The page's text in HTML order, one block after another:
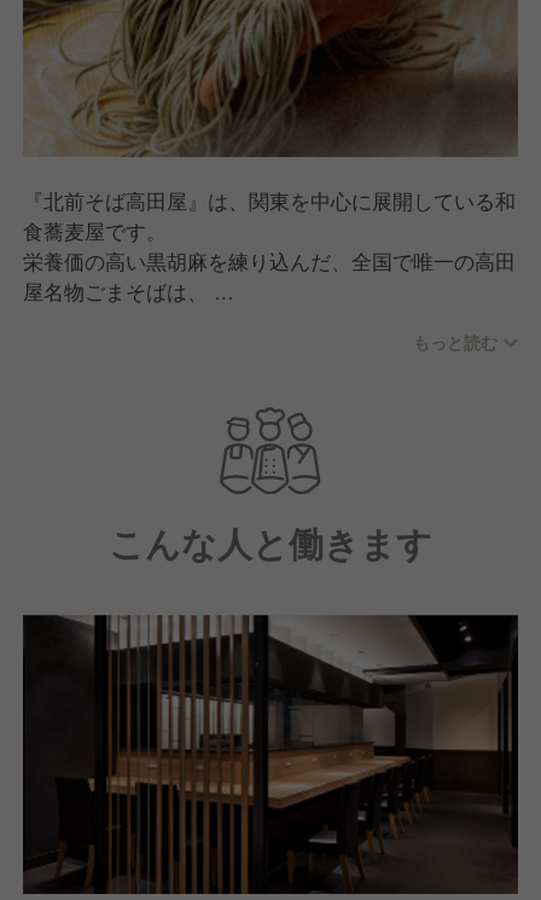
『北前そば高田屋』は、関東を中心に展開している和
食蕎麦屋です。
栄養価の高い黒胡麻を練り込んだ、全国で唯一の高田
屋名物ごまそばは、
今後の店舗発展に向けて、笑顔と活気にあふれた元気
いっぱいのお店作りを目指しています！
もっと読む
こんな人と働きます